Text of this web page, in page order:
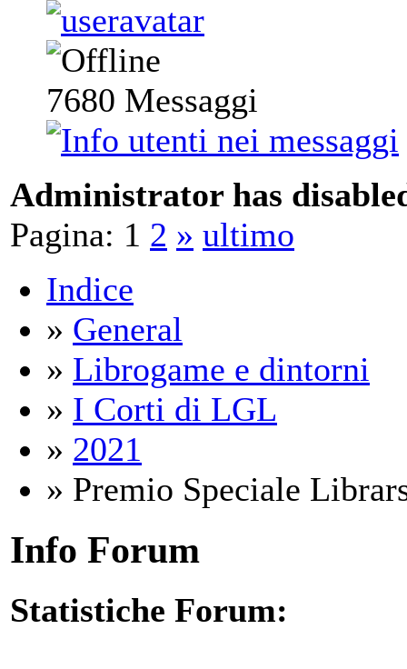
7680 Messaggi
Administrator has
Pagina: 1 2 » ultimo
Indice
» General
» Librogame e dintorni
» I Corti di LGL
» 2021
» Premio Speciale
Info Forum
Statistiche Forum: